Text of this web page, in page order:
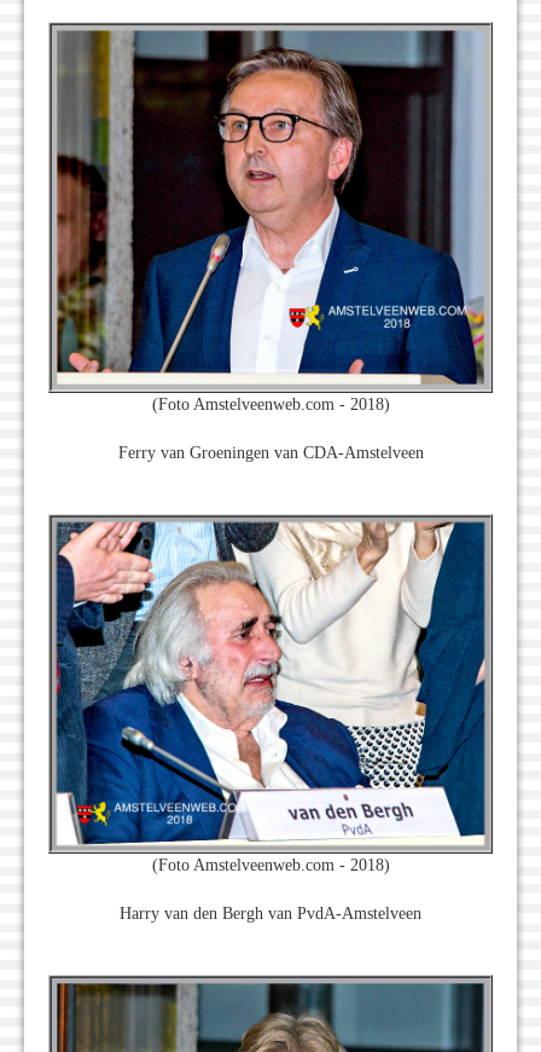
(Foto Amstelveenweb.com - 2018)
Ferry van Groeningen van CDA-Amstelveen
(Foto Amstelveenweb.com - 2018)
Harry van den Bergh van PvdA-Amstelveen